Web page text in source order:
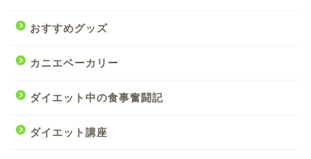
おすすめグッズ
カニエベーカリー
ダイエット中の食事奮闘記
ダイエット講座